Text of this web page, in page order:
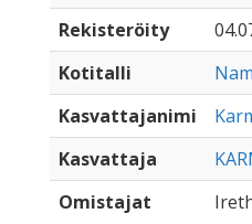
Rekisteröity
Kotitalli
Kasvattajanimi
Kasvattaja
Omistajat